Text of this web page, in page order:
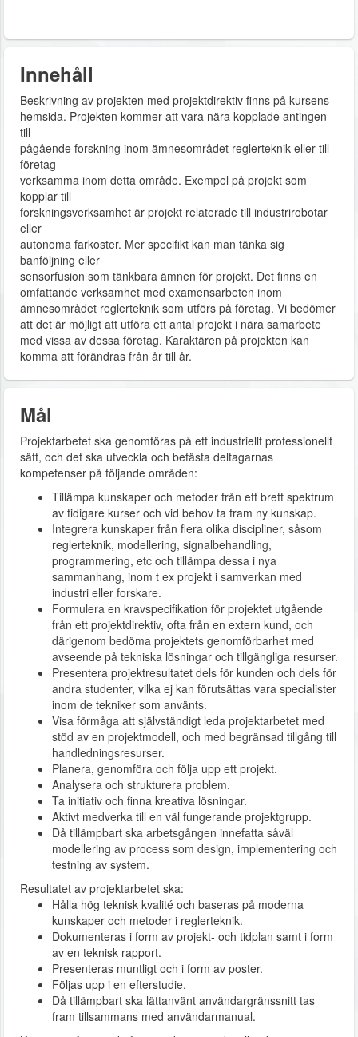
Innehåll
Beskrivning av projekten med projektdirektiv finns på kursens
hemsida. Projekten kommer att vara nära kopplade antingen
till
pågående forskning inom ämnesområdet reglerteknik eller till
företag
verksamma inom detta område. Exempel på projekt som
kopplar till
forskningsverksamhet är projekt relaterade till industrirobotar
eller
autonoma farkoster. Mer specifikt kan man tänka sig
banföljning eller
sensorfusion som tänkbara ämnen för projekt. Det finns en
omfattande verksamhet med examensarbeten inom
ämnesområdet reglerteknik som utförs på företag. Vi bedömer
att det är möjligt att utföra ett antal projekt i nära samarbete
med vissa av dessa företag. Karaktären på projekten kan
komma att förändras från år till år.
Mål
Projektarbetet ska genomföras på ett industriellt professionellt
sätt, och det ska utveckla och befästa deltagarnas
kompetenser på följande områden:
Tillämpa kunskaper och metoder från ett brett spektrum
av tidigare kurser och vid behov ta fram ny kunskap.
Integrera kunskaper från flera olika discipliner, såsom
reglerteknik, modellering, signalbehandling,
programmering, etc och tillämpa dessa i nya
sammanhang, inom t ex projekt i samverkan med
industri eller forskare.
Formulera en kravspecifikation för projektet utgående
från ett projektdirektiv, ofta från en extern kund, och
därigenom bedöma projektets genomförbarhet med
avseende på tekniska lösningar och tillgängliga resurser.
Presentera projektresultatet dels för kunden och dels för
andra studenter, vilka ej kan förutsättas vara specialister
inom de tekniker som använts.
Visa förmåga att självständigt leda projektarbetet med
stöd av en projektmodell, och med begränsad tillgång till
handledningsresurser.
Planera, genomföra och följa upp ett projekt.
Analysera och strukturera problem.
Ta initiativ och finna kreativa lösningar.
Aktivt medverka till en väl fungerande projektgrupp.
Då tillämpbart ska arbetsgången innefatta såväl
modellering av process som design, implementering och
testning av system.
Resultatet av projektarbetet ska:
Hålla hög teknisk kvalité och baseras på moderna
kunskaper och metoder i reglerteknik.
Dokumenteras i form av projekt- och tidplan samt i form
av en teknisk rapport.
Presenteras muntligt och i form av poster.
Följas upp i en efterstudie.
Då tillämpbart ska lättanvänt användargränssnitt tas
fram tillsammans med användarmanual.